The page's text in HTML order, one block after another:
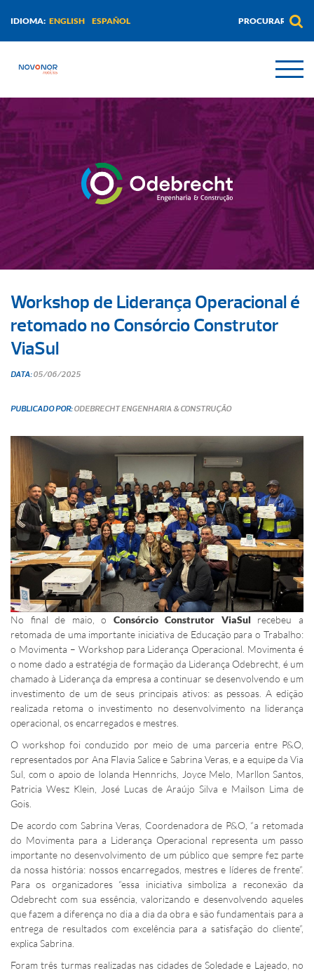
IDIOMA: ENGLISH ESPAÑOL
Workshop de Liderança Operacional é
retomado no Consórcio Construtor
ViaSul
DATA:05/06/2025
PUBLICADO POR:ODEBRECHT ENGENHARIA & CONSTRUÇÃO
No final de maio, o Consórcio Construtor ViaSul recebeu a
retomada de uma importante iniciativa de Educação para o Trabalho:
o Movimenta – Workshop para Liderança Operacional. Movimenta é
o nome dado a estratégia de formação da Liderança Odebrecht, é um
chamado à Liderança da empresa a continuar se desenvolvendo e um
investimento de um de seus principais ativos: as pessoas. A edição
realizada retoma o investimento no desenvolvimento na liderança
operacional, os encarregados e mestres.
O workshop foi conduzido por meio de uma parceria entre P&O,
representados por Ana Flavia Salice e Sabrina Veras, e a equipe da Via
Sul, com o apoio de Iolanda Hennrichs, Joyce Melo, Marllon Santos,
Patricia Wesz Klein, José Lucas de Araújo Silva e Mailson Lima de
Gois.
De acordo com Sabrina Veras, Coordenadora de P&O, “a retomada
do Movimenta para a Liderança Operacional representa um passo
importante no desenvolvimento de um público que sempre fez parte
da nossa história: nossos encarregados, mestres e líderes de frente”.
Para os organizadores “essa iniciativa simboliza a reconexão da
Odebrecht com sua essência, valorizando e desenvolvendo aqueles
que fazem a diferença no dia a dia da obra e são fundamentais para a
entrega de resultados com excelência para a satisfação do cliente”,
explica Sabrina.
Foram três turmas realizadas nas cidades de Soledade e Lajeado, no